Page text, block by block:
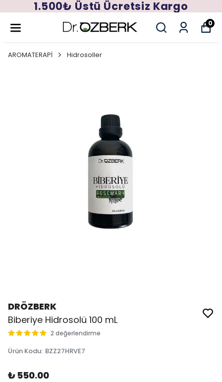
1.500₺ Üstü Ücretsiz Kargo
0
AROMATERAPİ Hidrosoller
DRÖZBERK
Biberiye Hidrosolü 100 mL
2 değerlendirme
Ürün Kodu: BZZ27HRVE7
₺ 550.00